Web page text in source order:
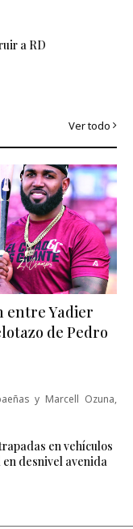
a RD
Ver todo
entre Yadier
de Pedro
y Marcell Ozuna,
en vehículos
desnivel avenida